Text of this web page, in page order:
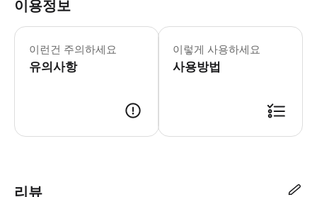
이용정보
이런건 주의하세요
유의사항
✅ 미팅 포인트 [Hightide Kayak
이렇게 사용하세요
사용방법
리뷰